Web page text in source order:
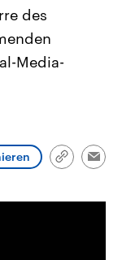
Beiträge,
Weltgeschehen.
des
Media-
Link